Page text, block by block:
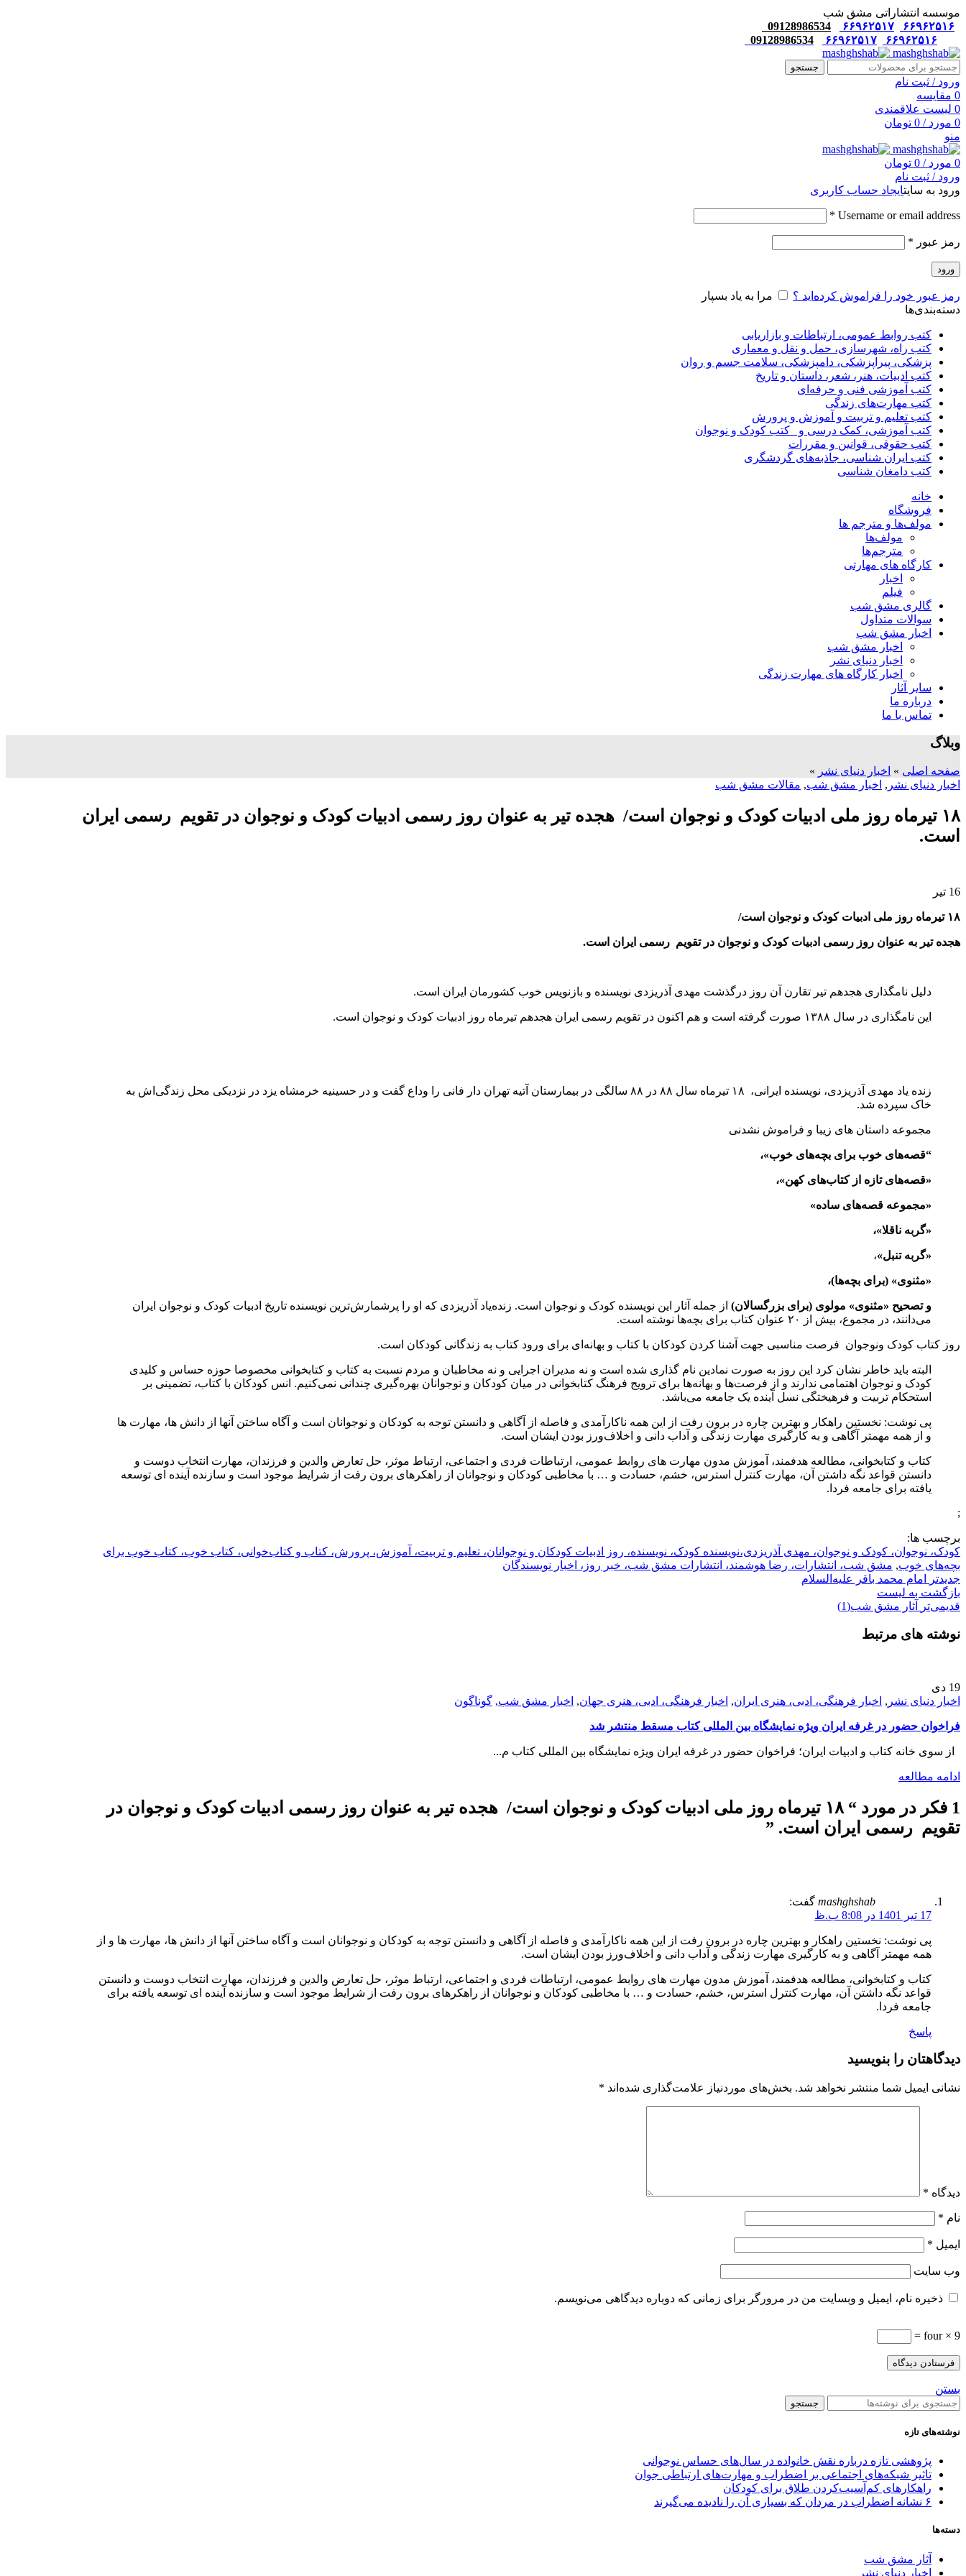
موسسه انتشاراتی مشق شب
۶۶۹۶۲۵۱۶
۶۶۹۶۲۵۱۷
09128986534
۶۶۹۶۲۵۱۶
۶۶۹۶۲۵۱۷ 09128986534
جستجو
ورود / ثبت نام
0 مقایسه
0 لیست علاقمندی
0 مورد /
0 تومان
منو
0 مورد /
0 تومان
ورود / ثبت نام
ورود به سایتایجاد حساب کاربری
Username or email address
*
رمز عبور *
ورود
رمز عبور خود را فراموش کرده‌اید ؟
مرا به یاد بسپار
دسته‌بندی‌ها
کتب روابط عمومی، ارتباطات و بازاریابی
کتب راه، شهرسازی، حمل و نقل و معماری
پزشکی، پیراپزشکی، دامپزشکی، سلامت جسم و روان
کتب ادبیات، هنر، شعر، داستان و تاریخ
کتب آموزشی فنی و حرفه‌ای
کتب مهارت‌های زندگی
کتب تعلیم و تربیت و آموزش و پرورش
کتب آموزشی، کمک درسی و _کتب کودک و نوجوان
کتب حقوقی، قوانین و مقررات
کتب ایران شناسی، جاذبه‌های گردشگری
کتب دامغان شناسی
خانه
فروشگاه
مولف‌ها و مترجم ها
مولف‌ها
مترجم‌ها
کارگاه های مهارتی
اخبار
فیلم
گالری مشق شب
سوالات متداول
اخبار مشق شب
اخبار مشق شب
اخبار دنیای نشر
اخبار کارگاه های مهارت زندگی
سایر آثار
درباره ما
تماس با ما
وبلاگ
صفحه اصلی » اخبار دنیای نشر »
اخبار دنیای نشر , اخبار مشق شب, مقالات مشق شب
۱۸ تیرماه روز ملی ادبیات کودک و نوجوان است/ هجده تیر به عنوان روز رسمی ادبیات کودک و نوجوان در تقویم رسمی ایران
است.
16 تیر
۱۸ تیرماه روز ملی ادبیات کودک و نوجوان است/
هجده تیر به عنوان روز رسمی ادبیات کودک و نوجوان در تقویم رسمی ایران است.
دلیل نامگذاری هجدهم تیر تقارن آن روز درگذشت مهدی آذریزدی نویسنده و بازنویس خوب کشورمان ایران است.
این نامگذاری در سال ۱۳۸۸ صورت گرفته است و هم اکنون در تقویم رسمی ایران هجدهم تیرماه روز ادبیات کودک و نوجوان است.
زنده یاد مهدی آذریزدی، نویسنده ایرانی، ۱۸ تیرماه سال ۸۸ در ۸۸ سالگی در بیمارستان آتیه‌ تهران دار فانی را وداع گفت و در حسینیه‌ خرمشاه یزد در نزدیکی محل زندگی‌اش به
خاک سپرده شد.
مجموعه داستان های زیبا و فراموش نشدنی
“قصه‌های خوب برای بچه‌های خوب»،
«قصه‌های تازه از کتاب‌های کهن»،
«مجموعه‌ قصه‌های ساده»
«گربه‌ ناقلا»،
«گربه‌ تنبل»،
«مثنوی» (برای بچه‌ها)،
و تصحیح «مثنوی» مولوی (برای بزرگسالان) از جمله آثار این نویسنده کودک و نوجوان است. زنده‌یاد آذریزدی که او را پرشمارش‌ترین نویسنده‌ تاریخ ادبیات کودک و نوجوان ایران
می‌دانند، در مجموع، بیش از ۲۰ عنوان کتاب برای بچه‌ها نوشته است.
روز کتاب کودک ونوجوان فرصت مناسبی جهت آشنا کردن کودکان با کتاب و بهانه‌ای برای ورود کتاب به زندگانی کودکان است.
البته باید خاطر نشان کرد این روز به صورت نمادین نام گذاری شده است و نه مدیران اجرایی و نه مخاطبان و مردم نسبت به کتاب و کتابخوانی مخصوصا حوزه حساس و کلیدی
کودک و نوجوان اهتمامی ندارند و از فرصت‌ها و بهانه‌ها برای ترویج فرهنگ کتابخوانی در میان کودکان و نوجوانان بهره‌گیری چندانی نمی‌کنیم. انس کودکان با کتاب، تضمینی بر
استحکام تربیت و فرهیختگی نسل آینده یک جامعه می‌باشد.
پی نوشت: نخستین راهکار و بهترین چاره در برون رفت از این همه ناکارآمدی و فاصله از آگاهی و دانستن توجه به کودکان و نوجوانان است و آگاه ساختن آنها از دانش ها، مهارت ها
و از همه مهمتر آگاهی و به کارگیری مهارت زندگی و آداب دانی و اخلاف‌ورز بودن ایشان است.
کتاب و کتابخوانی، مطالعه هدفمند، آموزش مدون مهارت های روابط عمومی، ارتباطات فردی و اجتماعی، ارتباط موثر، حل تعارض والدین و فرزندان، مهارت انتخاب دوست و
دانستن قواعد نگه داشتن آن، مهارت کنترل استرس، خشم، حسادت و … با مخاطبی کودکان و نوجوانان از راهکرهای برون رفت از شرایط موجود است و سازنده آینده ای توسعه
یافته برای جامعه فردا.
;
برچسب ها:
کودک، نوجوان، کودک و نوجوان، مهدی آذریزدی،نویسنده کودک، نویسنده، روز ادبیات کودکان و نوجوانان، تعلیم و تربیت، آموزش، پرورش، کتاب و کتاب‌خوانی، کتاب خوب، کتاب خوب برای
بچه‌های خوب, مشق شب، انتشارات، رضا هوشمند، انتشارات مشق شب، خبر روز، اخبار نویسندگان
جدیدتر
امام محمد باقر علیه‌السلام
بازگشت بە لیست
قدیمی‌تر
آثار مشق شب(1)
نوشته های مرتبط
19 دی
اخبار دنیای نشر , اخبار فرهنگی، ادبی، هنری ایران, اخبار فرهنگی، ادبی، هنری جهان, اخبار مشق شب, گوناگون
فراخوان حضور در غرفه ایران ویژه نمایشگاه بین المللی کتاب مسقط منتشر شد
از سوی خانه کتاب و ادبیات ایران؛ فراخوان حضور در غرفه ایران ویژه نمایشگاه بین المللی کتاب م...
ادامه مطالعه
1 فکر در مورد “
۱۸ تیرماه روز ملی ادبیات کودک و نوجوان است/ هجده تیر به عنوان روز رسمی ادبیات کودک و نوجوان در
تقویم رسمی ایران است. ”
mashghshab گفت:
17 تیر 1401 در 8:08 ب.ظ
پی نوشت: نخستین راهکار و بهترین چاره در برون رفت از این همه ناکارآمدی و فاصله از آگاهی و دانستن توجه به کودکان و نوجوانان است و آگاه ساختن آنها از دانش ها، مهارت ها و از
همه مهمتر آگاهی و به کارگیری مهارت زندگی و آداب دانی و اخلاف‌ورز بودن ایشان است.
کتاب و کتابخوانی، مطالعه هدفمند، آموزش مدون مهارت های روابط عمومی، ارتباطات فردی و اجتماعی، ارتباط موثر، حل تعارض والدین و فرزندان، مهارت انتخاب دوست و دانستن
قواعد نگه داشتن آن، مهارت کنترل استرس، خشم، حسادت و … با مخاطبی کودکان و نوجوانان از راهکرهای برون رفت از شرایط موجود است و سازنده آینده ای توسعه یافته برای
جامعه فردا.
پاسخ
دیدگاهتان را بنویسید
نشانی ایمیل شما منتشر نخواهد شد. بخش‌های موردنیاز علامت‌گذاری شده‌اند *
دیدگاه *
نام *
ایمیل *
وب‌ سایت
ذخیره نام، ایمیل و وبسایت من در مرورگر برای زمانی که دوباره دیدگاهی می‌نویسم.
four × 9 =
بستن
جستجو
نوشته‌های تازه
پژوهشی تازه درباره نقش خانواده در سال‌های حساس نوجوانی
تاثیر شبکه‌های اجتماعی بر اضطراب و مهارت‌های ارتباطی جوان
راهکارهای کم‌آسیب‌کردن طلاق برای کودکان
۶ نشانه اضطراب در مردان که بسیاری آن را نادیده می‌گیرند
دسته‌ها
آثار مشق شب
اخبار دنیای نشر